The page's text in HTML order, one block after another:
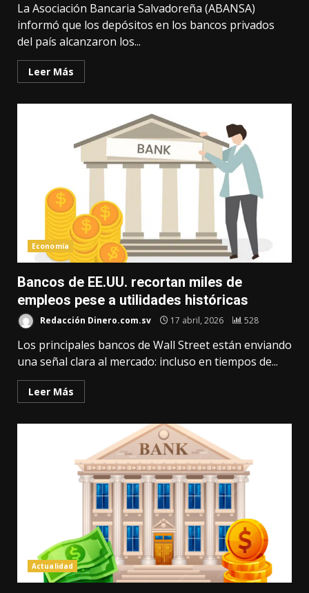
La Asociación Bancaria Salvadoreña (ABANSA)
informó que los depósitos en los bancos privados
del país alcanzaron los...
Leer Más
Economía
Bancos de EE.UU. recortan miles de
empleos pese a utilidades históricas
Redacción Dinero.com.sv 17 abril, 2026 528
Los principales bancos de Wall Street están enviando
una señal clara al mercado: incluso en tiempos de...
Leer Más
Actualidad